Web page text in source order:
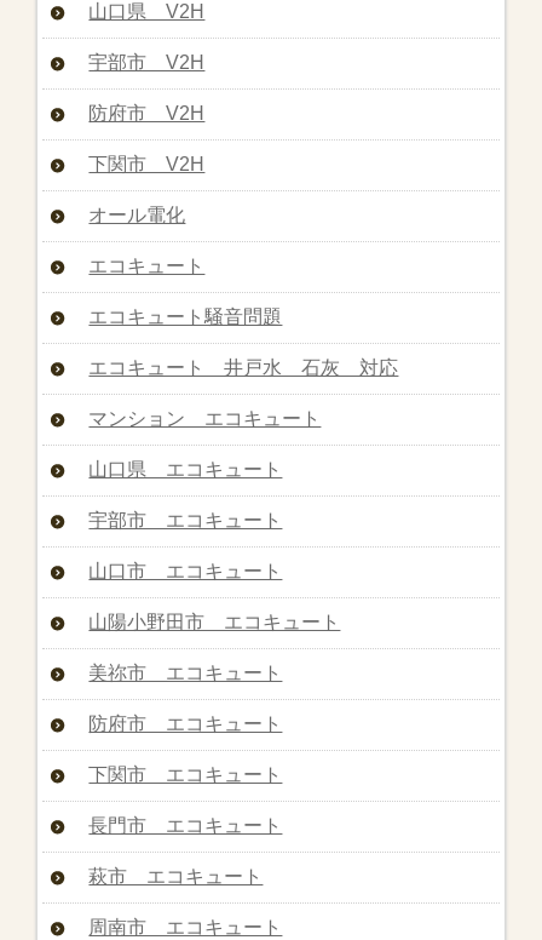
山口県 V2H
宇部市 V2H
防府市 V2H
下関市 V2H
オール電化
エコキュート
エコキュート騒音問題
エコキュート 井戸水 石灰 対応
マンション エコキュート
山口県 エコキュート
宇部市 エコキュート
山口市 エコキュート
山陽小野田市 エコキュート
美祢市 エコキュート
防府市 エコキュート
下関市 エコキュート
長門市 エコキュート
萩市 エコキュート
周南市 エコキュート